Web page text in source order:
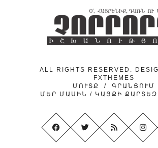
24.04.2026
Ինչո՞ւ է «նիկոլական
ALL RIGHTS RESERVED.
FXTHEMES
ՄՈՒՏՔ
/ ԳՐԱՆՑՈՒՄ
ՄԵՐ ՄԱՍԻՆ / ԿԱՅՔԻ